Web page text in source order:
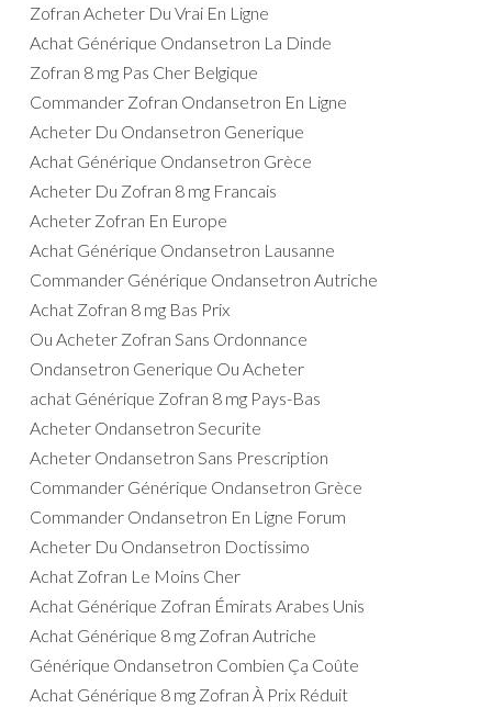
Zofran Acheter Du Vrai En Ligne
Achat Générique Ondansetron La Dinde
Zofran 8 mg Pas Cher Belgique
Commander Zofran Ondansetron En Ligne
Acheter Du Ondansetron Generique
Achat Générique Ondansetron Grèce
Acheter Du Zofran 8 mg Francais
Acheter Zofran En Europe
Achat Générique Ondansetron Lausanne
Commander Générique Ondansetron Autriche
Achat Zofran 8 mg Bas Prix
Ou Acheter Zofran Sans Ordonnance
Ondansetron Generique Ou Acheter
achat Générique Zofran 8 mg Pays-Bas
Acheter Ondansetron Securite
Acheter Ondansetron Sans Prescription
Commander Générique Ondansetron Grèce
Commander Ondansetron En Ligne Forum
Acheter Du Ondansetron Doctissimo
Achat Zofran Le Moins Cher
Achat Générique Zofran Émirats Arabes Unis
Achat Générique 8 mg Zofran Autriche
Générique Ondansetron Combien Ça Coûte
Achat Générique 8 mg Zofran À Prix Réduit